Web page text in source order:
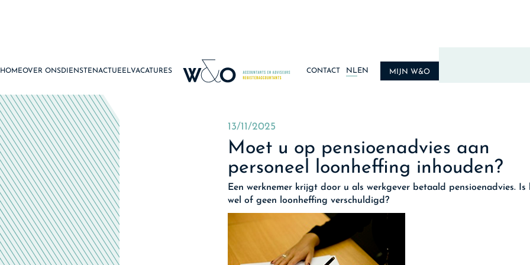
HOMEOVER ONSDIENSTENACTUEELVACATURES CONTACT NL EN MIJN W&O
13/11/2025
Moet u op pensioenadvies aan
personeel loonheffing inhouden?
Een werknemer krijgt door u als werkgever betaald pensioenadvies. Is
wel of geen loonheffing verschuldigd?